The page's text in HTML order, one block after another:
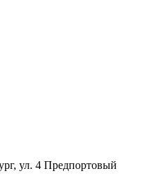
ул. 4 Предпортовый